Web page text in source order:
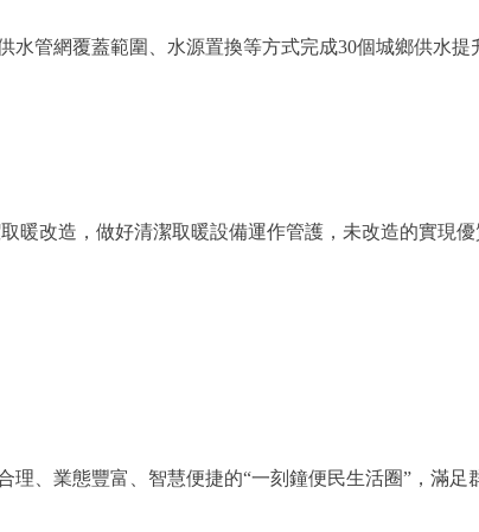
管網覆蓋範圍、水源置換等方式完成30個城鄉供水提
改造，做好清潔取暖設備運作管護，未改造的實現優
、業態豐富、智慧便捷的“一刻鐘便民生活圈”，滿足